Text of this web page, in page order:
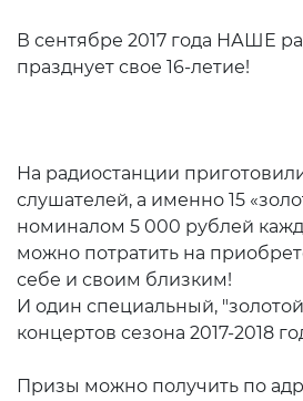
В сентябре 2017 года НАШЕ
празднует свое 16-летие!
На радиостанции
слушателей, а именно 15
номиналом 5 000 рублей
можно потратить на
себе и своим близким!
И один специальный,
концертов сезона 2017-2018
Призы можно получить по